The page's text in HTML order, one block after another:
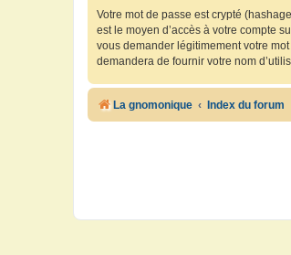
Votre mot de passe est crypté
est le moyen d’accès à votre compte
vous demander légitimement votre
demandera de fournir votre nom
La gnomonique Index du forum